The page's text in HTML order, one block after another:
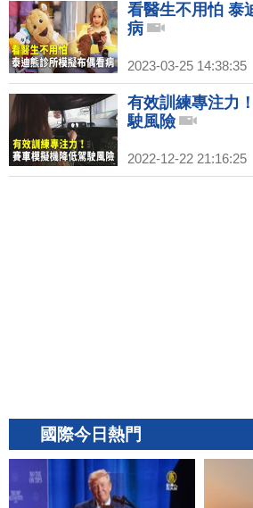
看醫生不用怕 泰
病
2023-03-25 14:38:35
有效訓練專注力
駛風險
2022-12-22 21:16:25
國際今日熱門